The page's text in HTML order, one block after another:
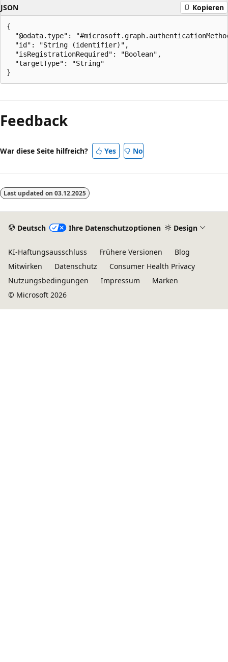
JSON Kopieren
{
"@odata.type":
  "id": "String (identifier)",
  "isRegistrationRequired": "Boolean",
  "targetType": "String"
deaktiviert
Feedback
War diese Seite hilfreich? Yes No
Last updated on 03.12.2025
Deutsch Ihre Datenschutzoptionen Design
KI-Haftungsausschluss Frühere Versionen
Blog
Mitwirken
Datenschutz
Consumer Health Privacy
Nutzungsbedingungen
Impressum
Marken
© Microsoft 2026